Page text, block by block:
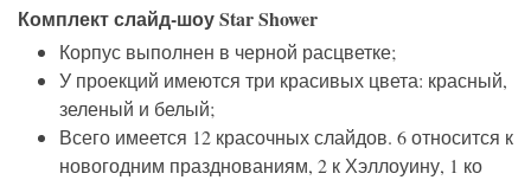
Комплект слайд-шоу Star Shower
Корпус выполнен в черной расцветке;
У проекций имеются три красивых цвета: красный,
зеленый и белый;
Всего имеется 12 красочных слайдов. 6 относится к
новогодним празднованиям, 2 к Хэллоуину, 1 ко